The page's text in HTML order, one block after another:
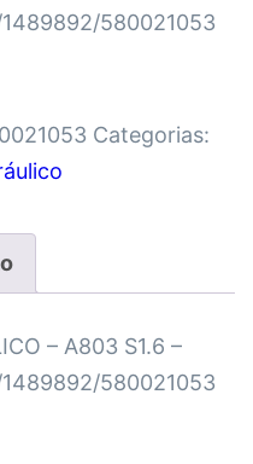
1489892/580021053
Categorias:
– A803 S1.6 –
1489892/580021053